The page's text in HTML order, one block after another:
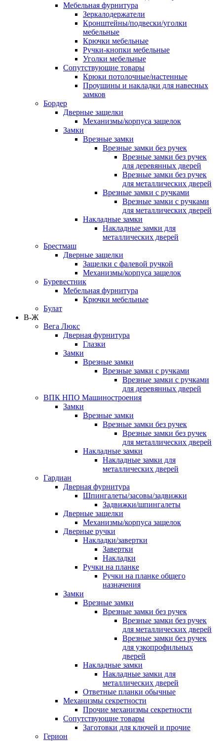
Мебельная фурнитура
Зеркалодержатели
Кронштейны/подвески/уголки
мебельные
Крючки мебельные
Ручки-кнопки мебельные
Уголки мебельные
Сопутствующие товары
Крюки потолочные/настенные
Проушины и накладки для навесных
замков
Бордер
Дверные защелки
Механизмы/корпуса защелок
Замки
Врезные замки
Врезные замки без ручек
Врезные замки без ручек
для деревянных дверей
Врезные замки без ручек
для металлических дверей
Врезные замки с ручками
Врезные замки с ручками
для металлических дверей
Накладные замки
Накладные замки для
металлических дверей
Брестмаш
Дверные защелки
Защелки с фалевой ручкой
Механизмы/корпуса защелок
Буревестник
Мебельная фурнитура
Крючки мебельные
Булат
В-Ж
Вега Люкс
Дверная фурнитура
Глазки
Замки
Врезные замки
Врезные замки с ручками
Врезные замки с ручками
для деревянных дверей
ВПК НПО Машиностроения
Замки
Врезные замки
Врезные замки без ручек
Врезные замки без ручек
для металлических дверей
Накладные замки
Накладные замки для
металлических дверей
Гардиан
Дверная фурнитура
Шпингалеты/засовы/задвижки
Задвижки/шпингалеты
Дверные защелки
Механизмы/корпуса защелок
Дверные ручки
Накладки/завертки
Завертки
Накладки
Ручки на планке
Ручки на планке общего
назначения
Замки
Врезные замки
Врезные замки без ручек
Врезные замки без ручек
для металлических дверей
Врезные замки без ручек
для узкопрофильных
дверей
Накладные замки
Накладные замки для
металлических дверей
Ответные планки обычные
Механизмы секретности
Прочие механизмы секретности
Сопутствующие товары
Заготовки для ключей и прочие
Герион